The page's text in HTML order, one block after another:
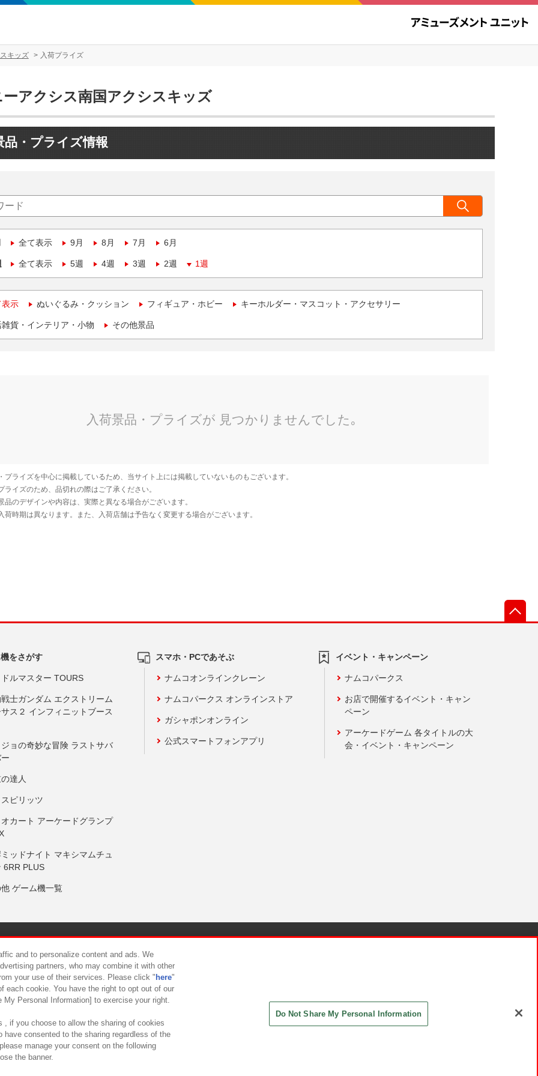
キッズ 入荷プライズ
ーアクシス南国アクシスキッズ
品・プライズ情報
全て表示 9月 8月 7月 6月
全て表示 5週 4週 3週 2週 1週
表示 ぬいぐるみ・クッション フィギュア・ホビー キーホルダー・マスコット・アクセサリー
貨・インテリア・小物 その他景品
をさがす
ルマスター TOURS
士ガンダム エクストリーム
ス２ インフィニットブース
ョの奇妙な冒険 ラストサバ
達人
ピリッツ
カート アーケードグランプ
ッドナイト マキシマムチュ
6RR PLUS
ゲーム機一覧
スマホ・PCであそぶ
ナムコオンラインクレーン
ナムコパークス オンラインストア
ガシャポンオンライン
公式スマートフォンアプリ
イベント・キャンペーン
ナムコパークス
お店で開催するイベント・キャン
ペーン
アーケードゲーム 各タイトルの大
会・イベント・キャンペーン
について カスタマーハラスメント対応方針
and to personalize content and ads. We
partners, who may combine it with other
your use of their services. Please click " here"
each cookie. You have the right to opt out of our
Personal Information] to exercise your right.
, if you choose to allow the sharing of cookies
have consented to the sharing regardless of the
manage your consent on the following
the banner.
Do Not Share My Personal Information